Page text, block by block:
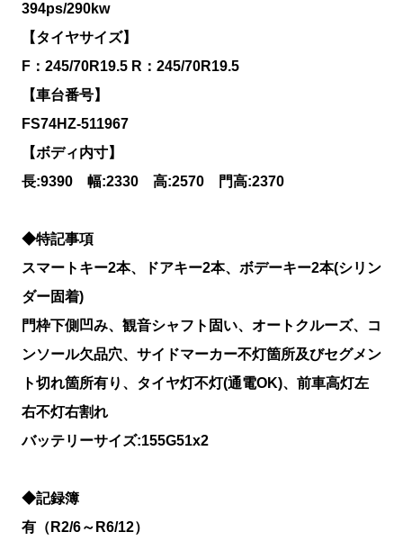
394ps/290kw
【タイヤサイズ】
F：245/70R19.5 R：245/70R19.5
【車台番号】
FS74HZ-511967
【ボディ内寸】
長:9390 幅:2330 高:2570 門高:2370
◆特記事項
スマートキー2本、ドアキー2本、ボデーキー2本(シリン
ダー固着)
門枠下側凹み、観音シャフト固い、オートクルーズ、コ
ンソール欠品穴、サイドマーカー不灯箇所及びセグメン
ト切れ箇所有り、タイヤ灯不灯(通電OK)、前車高灯左
右不灯右割れ
バッテリーサイズ:155G51x2
◆記録簿
有（R2/6～R6/12）